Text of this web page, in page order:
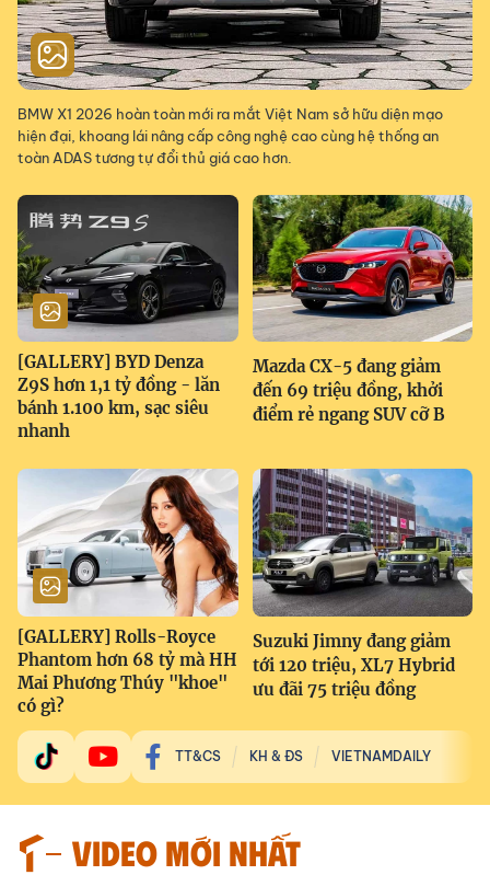
BMW X1 2026 hoàn toàn mới ra mắt Việt Nam sở hữu diện mạo
hiện đại, khoang lái nâng cấp công nghệ cao cùng hệ thống an
toàn ADAS tương tự đổi thủ giá cao hơn.
[GALLERY] BYD Denza
Z9S hơn 1,1 tỷ đồng - lăn
bánh 1.100 km, sạc siêu
nhanh
Mazda CX-5 đang giảm
đến 69 triệu đồng, khởi
điểm rẻ ngang SUV cỡ B
[GALLERY] Rolls-Royce
Phantom hơn 68 tỷ mà HH
Mai Phương Thúy "khoe"
có gì?
Suzuki Jimny đang giảm
tới 120 triệu, XL7 Hybrid
ưu đãi 75 triệu đồng
TT&CS KH & ĐS VIETNAMDAILY
VIDEO MỚI NHẤT